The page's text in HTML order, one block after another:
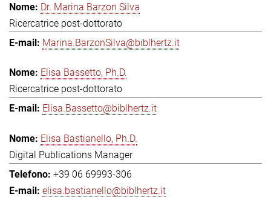
Dr. Marina Barzon Silva
Ricercatrice post-dottorato
Marina.BarzonSilva@biblhertz.it
Elisa Bassetto, Ph.D.
Ricercatrice post-dottorato
Elisa.Bassetto@biblhertz.it
Elisa Bastianello, Ph.D.
Digital Publications Manager
+39 06 69993-306
elisa.bastianello@biblhertz.it